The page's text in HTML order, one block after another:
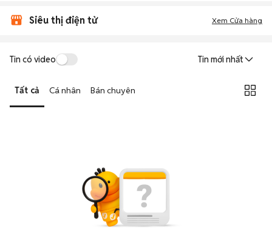
Siêu thị điện tử Xem Cửa hàng
Tin có video Tin mới nhất
Tất cả Cá nhân Bán chuyên